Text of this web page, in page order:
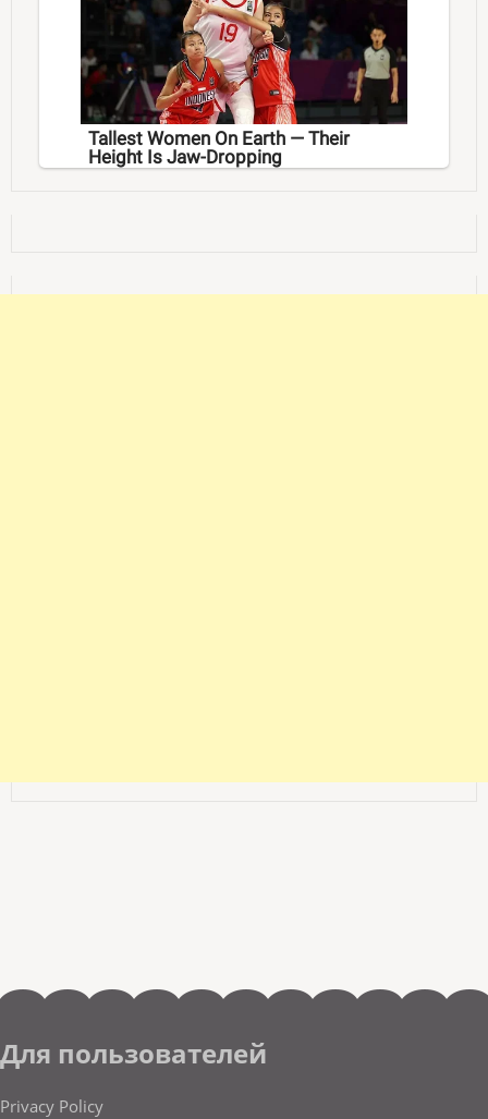
Tallest Women On Earth — Their
Height Is Jaw-Dropping
Для пользователей
Privacy Policy